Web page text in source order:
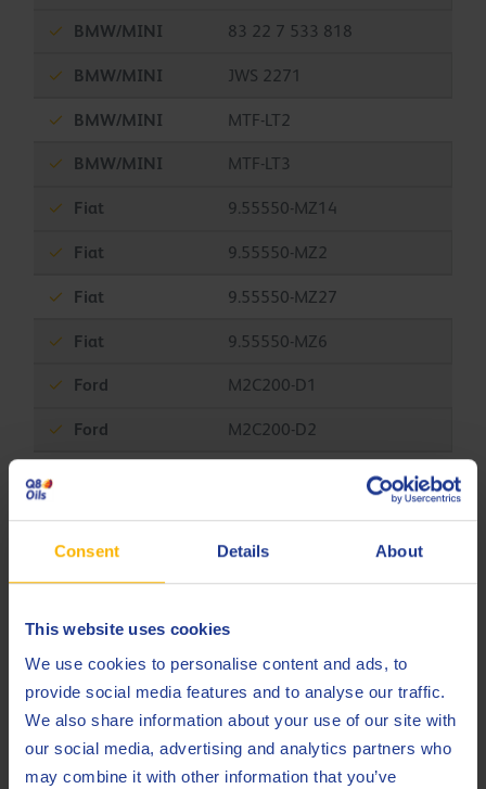
Consent Details About
This website uses cookies
We use cookies to personalise content and ads, to
provide social media features and to analyse our traffic.
We also share information about your use of our site with
our social media, advertising and analytics partners who
may combine it with other information that you’ve
BMW/MINI 83 22 7 533 818
BMW/MINI JWS 2271
BMW/MINI MTF-LT2
BMW/MINI MTF-LT3
Fiat 9.55550-MZ14
Fiat 9.55550-MZ2
Fiat 9.55550-MZ27
Fiat 9.55550-MZ6
Ford M2C200-D1
Ford M2C200-D2
GM MTF 0063
GM PN 09120541
PSA B71 2310
Toyota 08885-81001
Toyota 08885-81081